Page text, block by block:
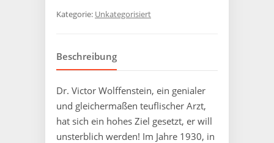
Kategorie: Unkategorisiert
Beschreibung
Dr. Victor Wolffenstein, ein genialer
und gleichermaßen teuflischer Arzt,
hat sich ein hohes Ziel gesetzt, er will
unsterblich werden! Im Jahre 1930, in